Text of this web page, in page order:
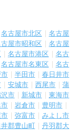
名古屋市北区
名古屋
屋市昭和区
名古屋
名古屋市港区
名古
名古屋市名東区
名古
半田市
春日井市
安城市 西尾市
蒲
市 新城市
東海市
岩倉市
豊明市
弥富市
みよし市
郡豊山町
丹羽郡大